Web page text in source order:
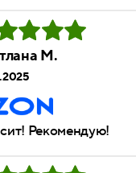
М.
Рекомендую!